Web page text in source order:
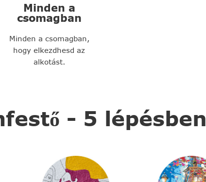
Minden a
csomagban
Minden a csomagban,
hogy elkezdhesd az
alkotást.
- 5 lépésben